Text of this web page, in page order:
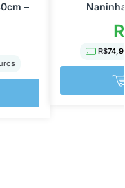
–
R$